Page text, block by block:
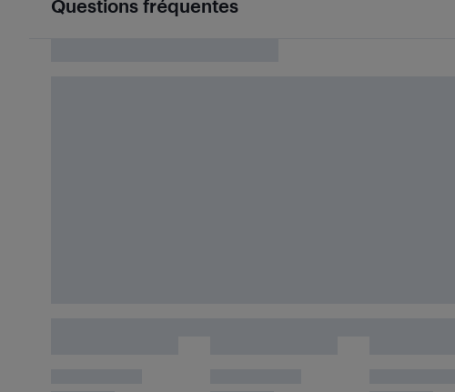
Questions fréquentes